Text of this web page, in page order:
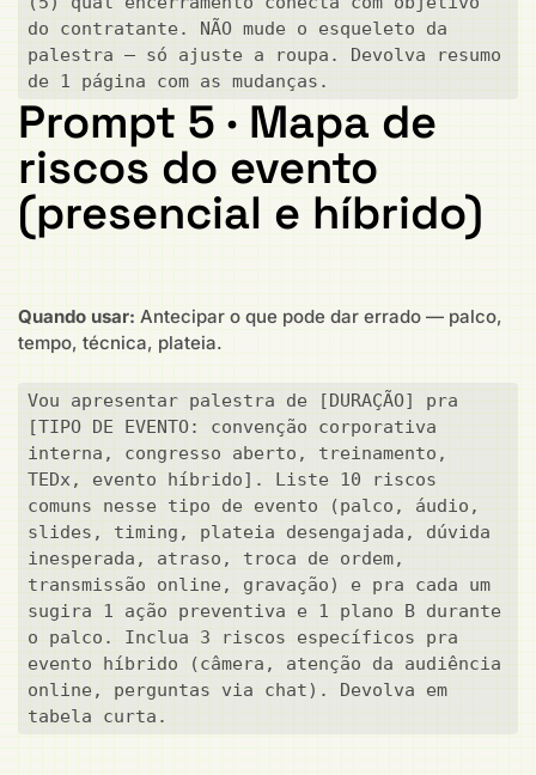
do contratante. NÃO mude o esqueleto da
palestra — só ajuste a roupa. Devolva resumo
de 1 página com as mudanças.
Prompt 5 · Mapa de
riscos do evento
(presencial e híbrido)
Quando usar: Antecipar o que pode dar errado — palco,
tempo, técnica, plateia.
Vou apresentar palestra de [DURAÇÃO] pra
[TIPO DE EVENTO: convenção corporativa
interna, congresso aberto, treinamento,
TEDx, evento híbrido]. Liste 10 riscos
comuns nesse tipo de evento (palco, áudio,
slides, timing, plateia desengajada, dúvida
inesperada, atraso, troca de ordem,
transmissão online, gravação) e pra cada um
sugira 1 ação preventiva e 1 plano B durante
o palco. Inclua 3 riscos específicos pra
evento híbrido (câmera, atenção da audiência
online, perguntas via chat). Devolva em
tabela curta.